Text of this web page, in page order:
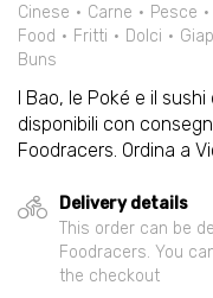
Cinese
Carne Pesce
Food
Fritti Dolci
Buns
I Bao, le Poké e il
disponibili con
Foodracers. Ordina a
Delivery details
This order can be
Foodracers. You
the checkout